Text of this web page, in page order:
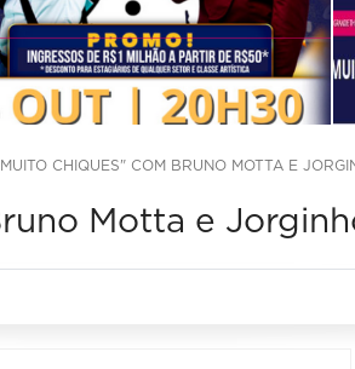
CHIQUES" COM BRUNO MOTTA E
Motta e